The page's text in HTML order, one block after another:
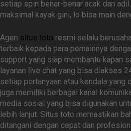
setiap spin benar-benar acak dan
maksimal kayak gini, lo bisa main
Agen situs toto resmi selalu
terbaik kepada para pemainnya
support yang siap membantu kapan
layanan live chat yang bisa diakses
setiap pertanyaan atau kendala yang
juga memiliki berbagai kanal
media sosial yang bisa digunakan
lebih lanjut. Situs toto memastikan
ditangani dengan cepat dan